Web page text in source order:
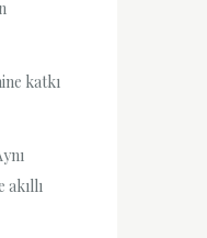
katkı
akıllı